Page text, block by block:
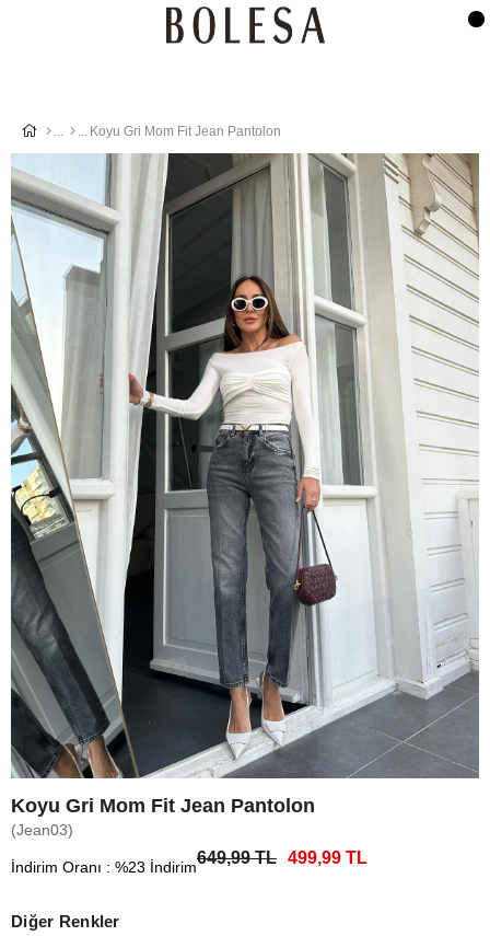
Koyu Gri Mom Fit Jean Pantolon
Koyu Gri Mom Fit Jean Pantolon
(Jean03)
İndirim Oranı : %23 İndirim649,99 TL 499,99 TL
Diğer Renkler